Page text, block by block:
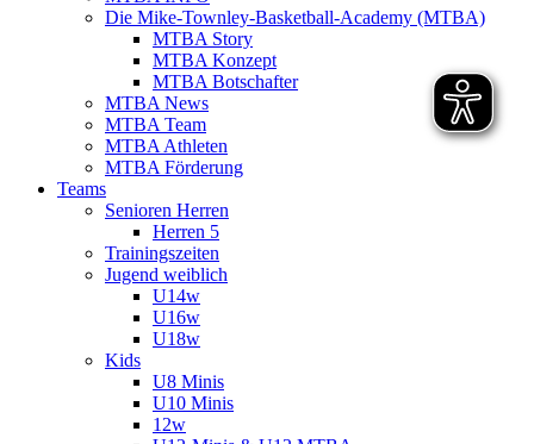
Die Mike-Townley-Basketball-Academy (MTBA)
MTBA Story
MTBA Konzept
MTBA Botschafter
MTBA News
MTBA Team
MTBA Athleten
MTBA Förderung
Teams
Senioren Herren
Herren 5
Trainingszeiten
Jugend weiblich
U14w
U16w
U18w
Kids
U8 Minis
U10 Minis
12w